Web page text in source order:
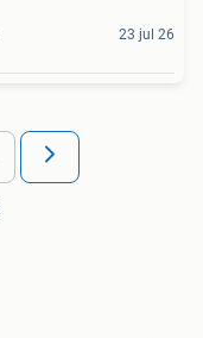
23 jul 26